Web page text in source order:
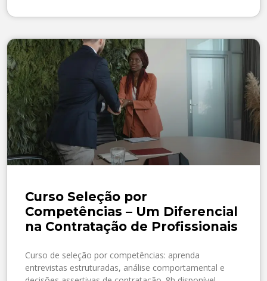
Curso Seleção por
Competências – Um Diferencial
na Contratação de Profissionais
Curso de seleção por competências: aprenda
entrevistas estruturadas, análise comportamental e